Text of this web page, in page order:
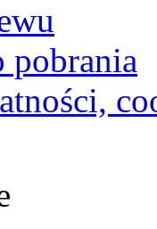
pobrania